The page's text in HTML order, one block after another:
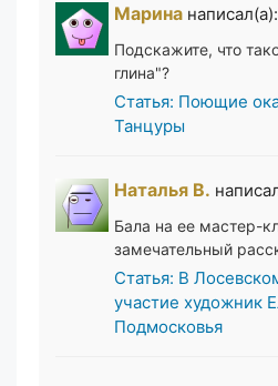
Марина написал(а):
Подскажите, что
глина"?
Статья: Поющие
Танцуры
Наталья В.
Бала на ее мастер-
замечательный
Статья: В
участие художник
Подмосковья